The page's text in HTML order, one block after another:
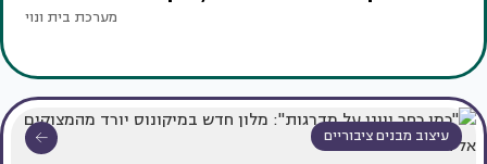
מערכת בית ונוי
עיצוב מבנים ציבוריים